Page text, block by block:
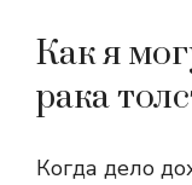
Как я
рака
Когда дело